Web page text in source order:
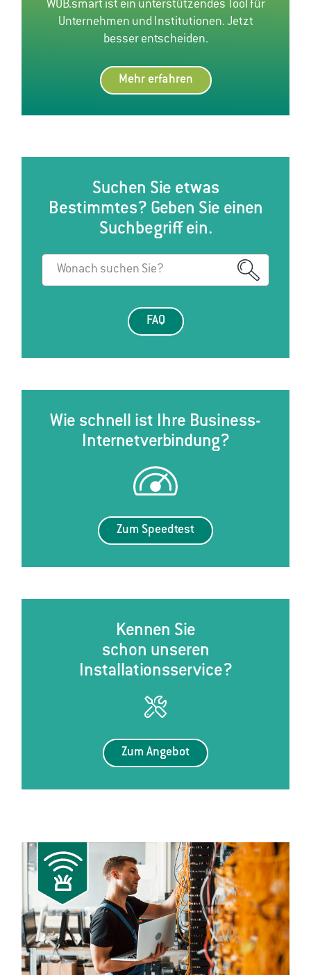
WOB.smart ist ein unterstützendes Tool für
Unternehmen und Institutionen. Jetzt
besser entscheiden.
Mehr erfahren
Suchen Sie etwas
Bestimmtes? Geben Sie einen
Suchbegriff ein.
FAQ
Wie schnell ist Ihre Business-
Internetverbindung?
Zum Speedtest
Kennen Sie
schon unseren
Installationsservice?
Zum Angebot